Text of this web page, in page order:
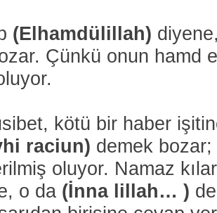
(Elhamdülillah)
Çünkü onun hamd
kötü bir haber
raciun) demek
oluyor. Namaz
o da (İnna lillah… )